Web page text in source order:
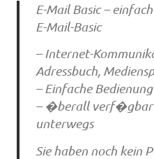
E-Mail Basic –
E-Mail-Basic
– Internet-
Adressbuch,
– Einfache Bedienung
– �berall verf�gbar
unterwegs
Sie haben noch kein